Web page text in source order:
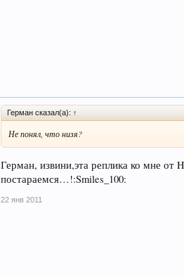
Герман сказал(а): ↑
Не понял, что низя?
Герман, извини,эта реплика ко мне
постараемся…!:Smiles_100:
22 янв 2011